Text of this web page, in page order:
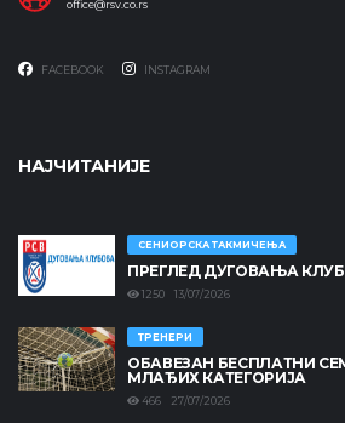
office@rsv.co.rs
FACEBOOK INSTAGRAM
НАЈЧИТАНИЈЕ
СЕНИОРСКА ТАКМИЧЕЊА
ПРЕГЛЕД ДУГОВАЊА
1250 13/07/2026
ТРЕНЕРИ
ОБАВЕЗАН БЕСПЛАТНИ
МЛАЂИХ КАТЕГОРИЈА
466 27/07/2026